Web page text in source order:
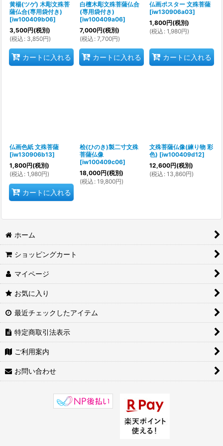
黄楊(ツゲ) 木彫文殊菩
薩仏合(専用袋付き)
[iw100409b06]
3,500円(税別)
(税込 : 3,850円)
カートに入れる
白檀木彫文殊菩薩仏合
(専用袋付き)
[iw100409a06]
7,000円(税別)
(税込 : 7,700円)
カートに入れる
仏画ポスター 文殊菩薩
[iw130906a03]
1,800円(税別)
(税込 : 1,980円)
カートに入れる
仏画色紙 文殊菩薩
[iw130906b13]
1,800円(税別)
(税込 : 1,980円)
カートに入れる
桧(ひのき)製二寸文殊
菩薩仏像
[iw100409c06]
18,000円(税別)
(税込 : 19,800円)
文殊菩薩仏像(練り物 彩
色) [iw100409d12]
12,600円(税別)
(税込 : 13,860円)
ホーム
ショッピングカート
マイページ
お気に入り
最近チェックしたアイテム
特定商取引法表示
ご利用案内
お問い合わせ